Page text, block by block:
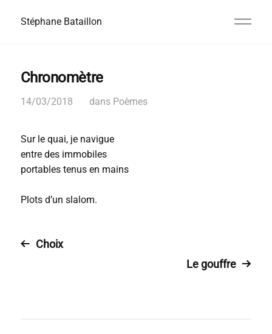
Stéphane Bataillon
Chronomètre
14/03/2018 dans Poèmes
Sur le quai, je navigue
entre des immobiles
portables tenus en mains
Plots d’un slalom.
Choix
Le gouffre